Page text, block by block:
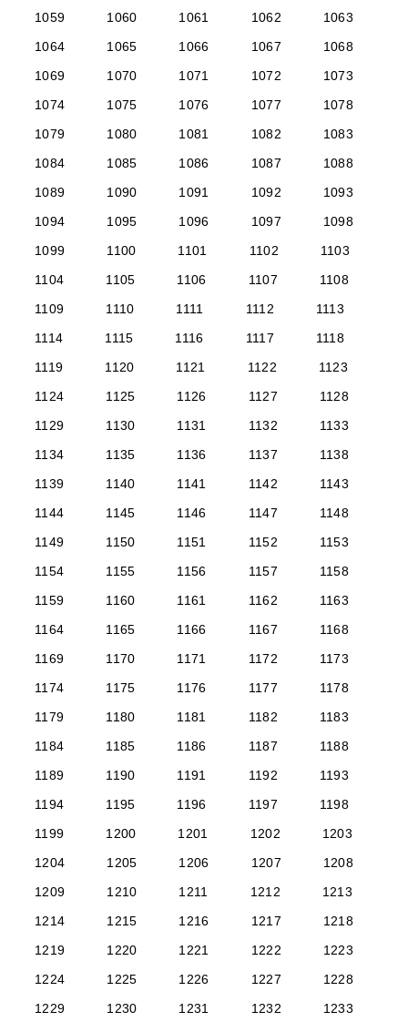
1059
1060 1061 1062
1063
1064
1065 1066 1067
1068
1069
1070 1071 1072
1073
1074
1075 1076 1077
1078
1079
1080 1081 1082
1083
1084
1085 1086 1087
1088
1089
1090 1091 1092
1093
1094
1095 1096 1097
1098
1099
1100 1101 1102
1103
1104
1105 1106 1107
1108
1109
1110 1111 1112
1113
1114
1115 1116 1117
1118
1119
1120 1121 1122
1123
1124
1125 1126 1127
1128
1129
1130 1131 1132
1133
1134
1135 1136 1137
1138
1139
1140 1141 1142
1143
1144
1145 1146 1147
1148
1149
1150 1151 1152
1153
1154
1155 1156 1157
1158
1159
1160 1161 1162
1163
1164
1165 1166 1167
1168
1169
1170 1171 1172
1173
1174
1175 1176 1177
1178
1179
1180 1181 1182
1183
1184
1185 1186 1187
1188
1189
1190 1191 1192
1193
1194
1195 1196 1197
1198
1199
1200 1201 1202
1203
1204
1205 1206 1207
1208
1209
1210 1211 1212
1213
1214
1215 1216 1217
1218
1219
1220 1221 1222
1223
1224
1225 1226 1227
1228
1229
1230 1231 1232
1233